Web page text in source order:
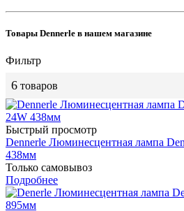
Товары Dennerle в нашем магазине
Фильтр
6 товаров
Быстрый просмотр
Dennerle Люминесцентная лампа
438мм
Только самовывоз
Подробнее